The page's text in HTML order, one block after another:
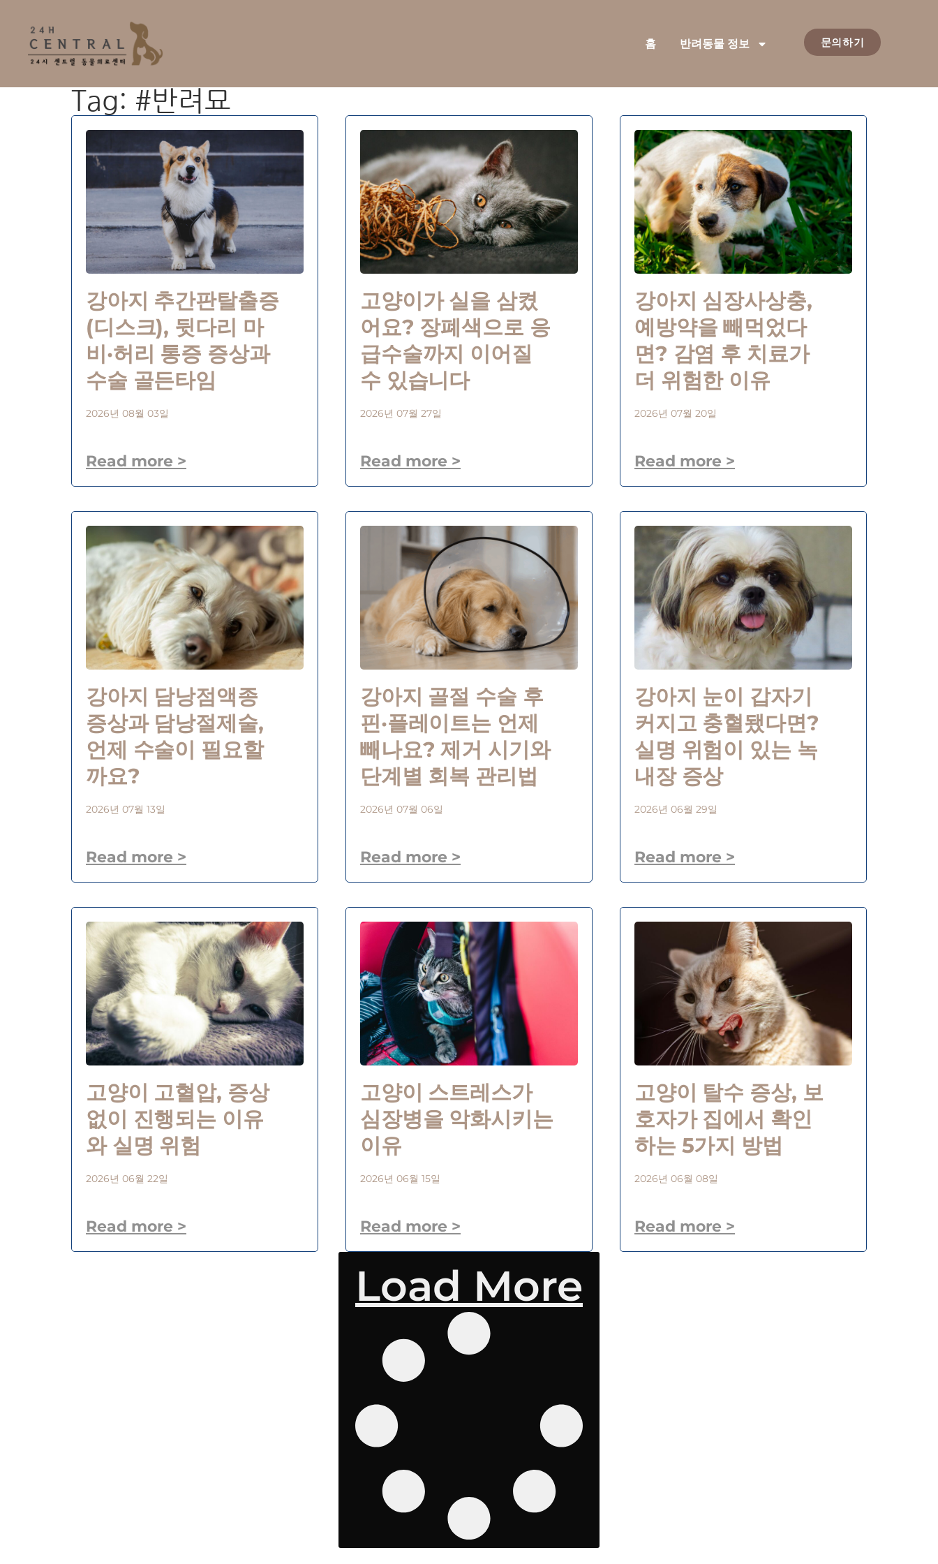
홈 반려동물 정보 문의하기
Tag: #반려묘
강아지 추간판탈출증
(디스크), 뒷다리 마
비·허리 통증 증상과
수술 골든타임
2026년 08월 03일
Read more >
고양이가 실을 삼켰
어요? 장폐색으로 응
급수술까지 이어질
수 있습니다
2026년 07월 27일
Read more >
강아지 심장사상충,
예방약을 빼먹었다
면? 감염 후 치료가
더 위험한 이유
2026년 07월 20일
Read more >
강아지 담낭점액종
증상과 담낭절제술,
언제 수술이 필요할
까요?
2026년 07월 13일
Read more >
강아지 골절 수술 후
핀·플레이트는 언제
빼나요? 제거 시기와
단계별 회복 관리법
2026년 07월 06일
Read more >
강아지 눈이 갑자기
커지고 충혈됐다면?
실명 위험이 있는 녹
내장 증상
2026년 06월 29일
Read more >
고양이 고혈압, 증상
없이 진행되는 이유
와 실명 위험
2026년 06월 22일
Read more >
고양이 스트레스가
심장병을 악화시키는
이유
2026년 06월 15일
Read more >
고양이 탈수 증상, 보
호자가 집에서 확인
하는 5가지 방법
2026년 06월 08일
Read more >
Load More